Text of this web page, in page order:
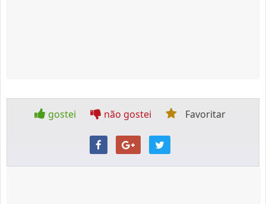
gostei não gostei Favoritar